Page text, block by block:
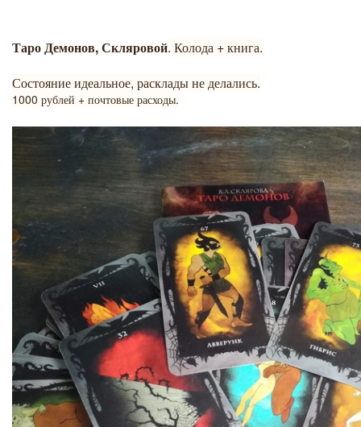
Таро Демонов, Скляровой. Колода + книга.
Состояние идеальное, расклады не делались.
1000 рублей + почтовые расходы.